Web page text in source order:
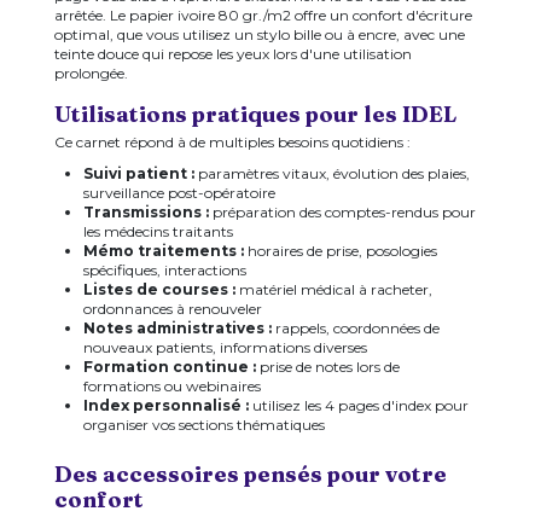
arrêtée. Le papier ivoire 80 gr./m2 offre un confort d'écriture
optimal, que vous utilisez un stylo bille ou à encre, avec une
teinte douce qui repose les yeux lors d'une utilisation
prolongée.
Utilisations pratiques pour les IDEL
Ce carnet répond à de multiples besoins quotidiens :
Suivi patient :paramètres vitaux, évolution des plaies,
surveillance post-opératoire
Transmissions :préparation des comptes-rendus pour
les médecins traitants
Mémo traitements :horaires de prise, posologies
spécifiques, interactions
Listes de courses :matériel médical à racheter,
ordonnances à renouveler
Notes administratives :rappels, coordonnées de
nouveaux patients, informations diverses
Formation continue :prise de notes lors de
formations ou webinaires
Index personnalisé :utilisez les 4 pages d'index pour
organiser vos sections thématiques
Des accessoires pensés pour votre
confort